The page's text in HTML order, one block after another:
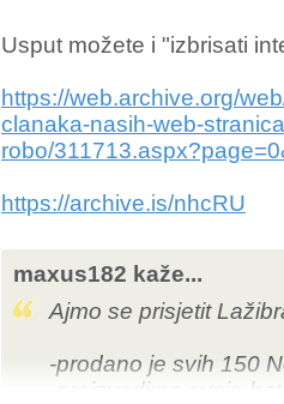
Usput možete i "izbrisati
https://web.archive.org/
clanaka-nasih-web-
robo/
https://archive.is/nhcRU
maxus182 kaže...
Ajmo se prisjetit
-prodano je svih 150
-proizvodimo svoje